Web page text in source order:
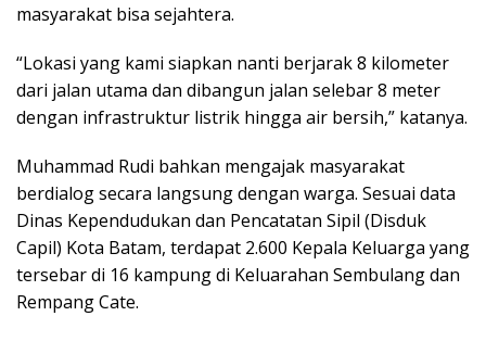
masyarakat bisa sejahtera.
“Lokasi yang kami siapkan nanti berjarak 8 kilometer
dari jalan utama dan dibangun jalan selebar 8 meter
dengan infrastruktur listrik hingga air bersih,” katanya.
Muhammad Rudi bahkan mengajak masyarakat
berdialog secara langsung dengan warga. Sesuai data
Dinas Kependudukan dan Pencatatan Sipil (Disduk
Capil) Kota Batam, terdapat 2.600 Kepala Keluarga yang
tersebar di 16 kampung di Keluarahan Sembulang dan
Rempang Cate.